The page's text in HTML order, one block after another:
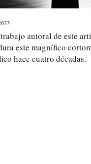
autoral de este
este magnífico
hace cuatro décadas.